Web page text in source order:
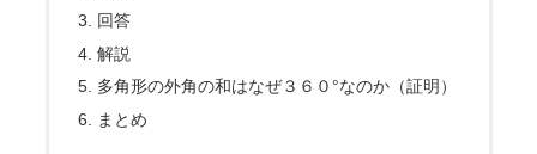
回答
解説
多角形の外角の和はなぜ３６０°なのか（証明）
まとめ